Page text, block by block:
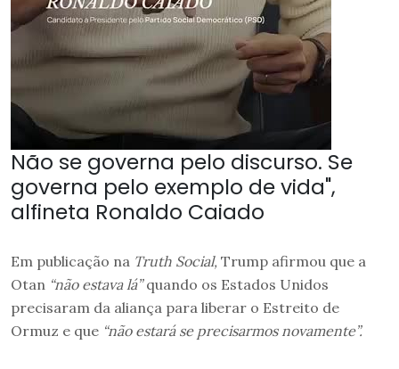
Não se governa pelo discurso. Se
governa pelo exemplo de vida",
alfineta Ronaldo Caiado
Em publicação na Truth Social, Trump afirmou que a
Otan “não estava lá”quando os Estados Unidos
precisaram da aliança para liberar o Estreito de
Ormuz e que “não estará se precisarmos novamente”.